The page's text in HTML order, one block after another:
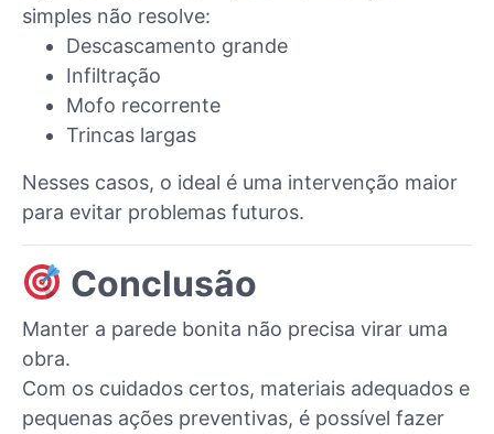
simples não resolve:
Descascamento grande
Infiltração
Mofo recorrente
Trincas largas
Nesses casos, o ideal é uma intervenção maior
para evitar problemas futuros.
Conclusão
Manter a parede bonita não precisa virar uma
obra.
Com os cuidados certos, materiais adequados e
pequenas ações preventivas, é possível fazer